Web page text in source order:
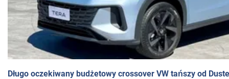
Długo oczekiwany budżetowy crossover VW tańszy od